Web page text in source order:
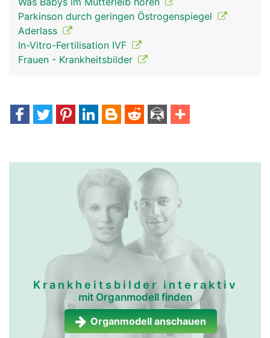
Parkinson durch geringen Östrogenspiegel
Aderlass
In-Vitro-Fertilisation IVF
Frauen - Krankheitsbilder
Krankheitsbilder interaktiv
mit Organmodell finden
Organmodell anschauen